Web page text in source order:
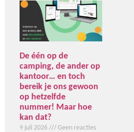
De één op de
camping, de ander op
kantoor… en toch
bereik je ons gewoon
op hetzelfde
nummer! Maar hoe
kan dat?
9 juli 2026 Geen reacties